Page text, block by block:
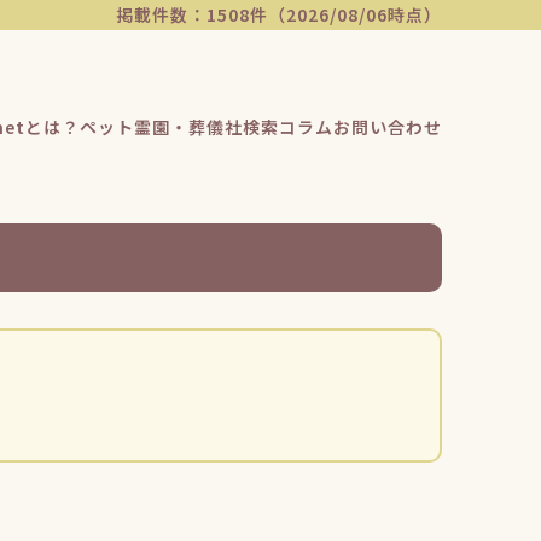
掲載件数：1508件（2026/08/06時点）
とは？ ペット霊園・葬儀社検索コラムお問い合わせ